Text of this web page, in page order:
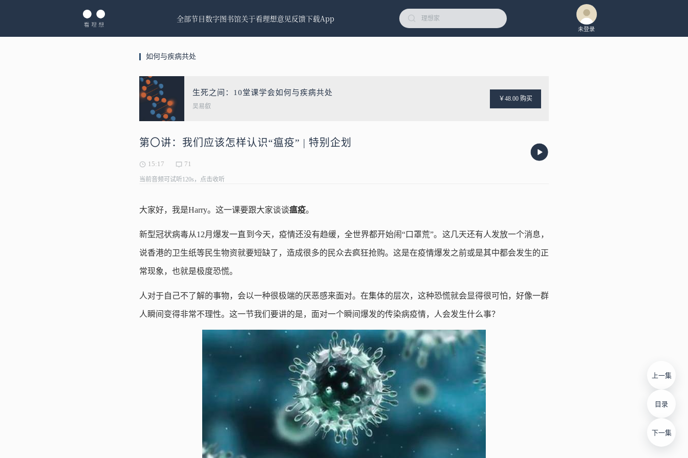
全部节目数字图书馆关于看理想意见反馈下载App
未登录
如何与疾病共处
生死之间：10堂课学会如何与疾病共处
吴易叡
￥48.00 购买
第〇讲：我们应该怎样认识“瘟疫” | 特别企划
15:17 71
当前音频可试听120s，点击收听
上一集
目录
下一集
大家好，我是Harry。这一课要跟大家谈谈瘟疫。
新型冠状病毒从12月爆发一直到今天，疫情还没有趋缓，全世界都开始闹“口罩荒”。这几天还有人发放一个消息，
说香港的卫生纸等民生物资就要短缺了，造成很多的民众去疯狂抢购。这是在疫情爆发之前或是其中都会发生的正
常现象，也就是极度恐慌。
人对于自己不了解的事物，会以一种很极端的厌恶感来面对。在集体的层次，这种恐慌就会显得很可怕，好像一群
人瞬间变得非常不理性。这一节我们要讲的是，面对一个瞬间爆发的传染病疫情，人会发生什么事？